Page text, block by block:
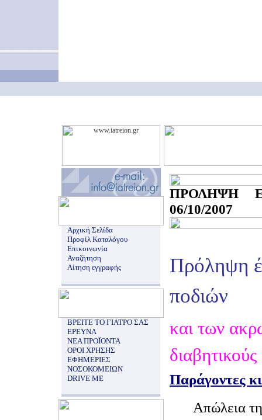
Αρχική Σελίδα
Προφίλ Καταλόγου
Επικοινωνία
Αναζήτηση
Αίτηση εγγραφής
ΒΡΕΙΤΕ ΤΟ ΓΙΑΤΡΟ ΣΑΣ
ΕΡΕΥΝΑ
ΝΕΑ ΠΡΟΪΟΝΤΑ
ΟΡΟΙ ΧΡΗΣΗΣ
ΕΦΗΜΕΡΙΕΣ
ΝΟΣΟΚΟΜΕΙΩΝ
DRIVE ME
ΠΡΟΛΗΨΗ
06/10/2007
Πρόληψη
ποδιών
και των
διαβητικούς
Παράγοντες
Απώλεια